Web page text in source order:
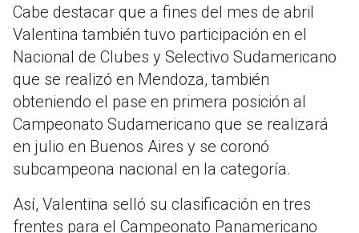
Cabe destacar que a fines del mes de abril
Valentina también tuvo participación en el
Nacional de Clubes y Selectivo Sudamericano
que se realizó en Mendoza, también
obteniendo el pase en primera posición al
Campeonato Sudamericano que se realizará
en julio en Buenos Aires y se coronó
subcampeona nacional en la categoría.
Así, Valentina selló su clasificación en tres
frentes para el Campeonato Panamericano